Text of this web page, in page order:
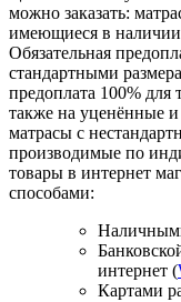
можно заказать:
имеющиеся в
Обязательная
стандартными
предоплата 100% для
также на уценённые
матрасы с
производимые по
товары в интернет
способами:
интернет (
Картами